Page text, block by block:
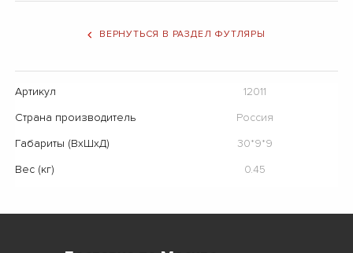
ВЕРНУТЬСЯ В РАЗДЕЛ ФУТЛЯРЫ
Артикул
12011
Страна производитель
Россия
Габариты (ВхШхД)
30*9*9
Вес (кг)
0.45